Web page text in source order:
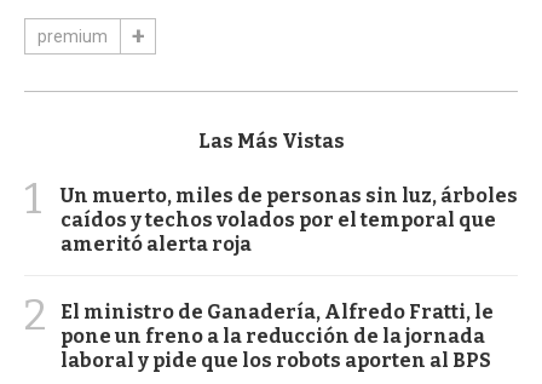
premium
Las Más Vistas
1
Un muerto, miles de personas sin luz, árboles
caídos y techos volados por el temporal que
ameritó alerta roja
2
El ministro de Ganadería, Alfredo Fratti, le
pone un freno a la reducción de la jornada
laboral y pide que los robots aporten al BPS